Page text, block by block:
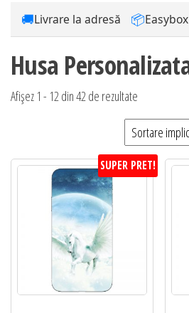
🚚Livrare la adresă 📦Easybox
Husa
Afișez 1 - 12 din 42 de rezultate
SUPER PRET!